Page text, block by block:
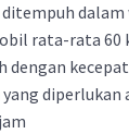
dalam
rata-rata 60
dengan
adalah
18 jam